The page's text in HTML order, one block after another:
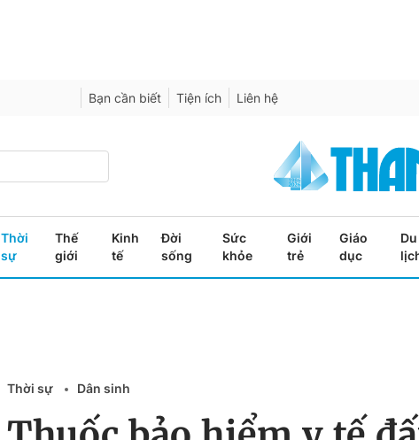
Bạn cần biết Tiện ích Liên hệ
Thời
sự
Thế
giới
Kinh
tế
Đời
sống
Sức
khỏe
Giới
trẻ
Giáo
dục
Du
Thời sự Dân sinh